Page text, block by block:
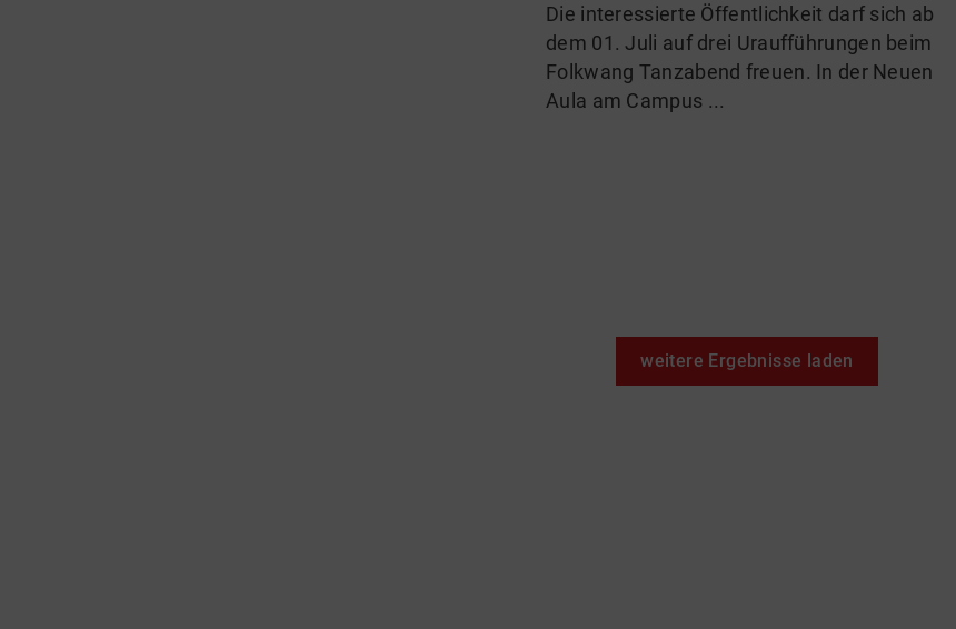
Die interessierte Öffentlichkeit darf sich ab
dem 01. Juli auf drei Uraufführungen beim
Folkwang Tanzabend freuen. In der Neuen
Aula am Campus ...
weitere Ergebnisse laden